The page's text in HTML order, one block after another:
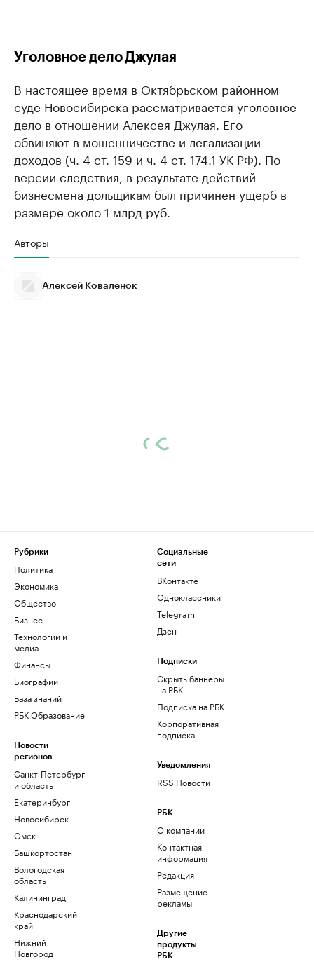
Уголовное дело Джулая
В настоящее время в Октябрьском районном
суде Новосибирска рассматривается уголовное
дело в отношении Алексея Джулая. Его
обвиняют в мошенничестве и легализации
доходов (ч. 4 ст. 159 и ч. 4 ст. 174.1 УК РФ). По
версии следствия, в результате действий
бизнесмена дольщикам был причинен ущерб в
размере около 1 млрд руб.
Авторы
Алексей Коваленок
Рубрики
Политика
Экономика
Общество
Бизнес
Технологии и
медиа
Финансы
Биографии
База знаний
РБК Образование
Новости
регионов
Санкт-Петербург
и область
Екатеринбург
Новосибирск
Омск
Башкортостан
Вологодская
область
Калининград
Краснодарский
край
Нижний
Новгород
Социальные
сети
ВКонтакте
Одноклассники
Telegram
Дзен
Подписки
Скрыть баннеры
на РБК
Подписка на РБК
Корпоративная
подписка
Уведомления
RSS Новости
РБК
О компании
Контактная
информация
Редакция
Размещение
рекламы
Другие
продукты
РБК